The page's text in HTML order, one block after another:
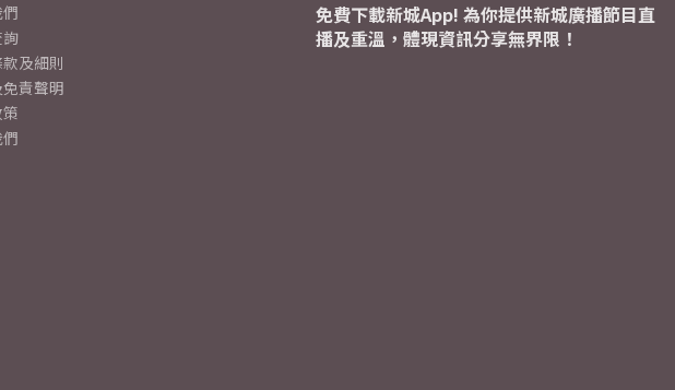
及細則
責聲明
免費下載新城App! 為你提供新城廣播節目直
播及重溫，體現資訊分享無界限！